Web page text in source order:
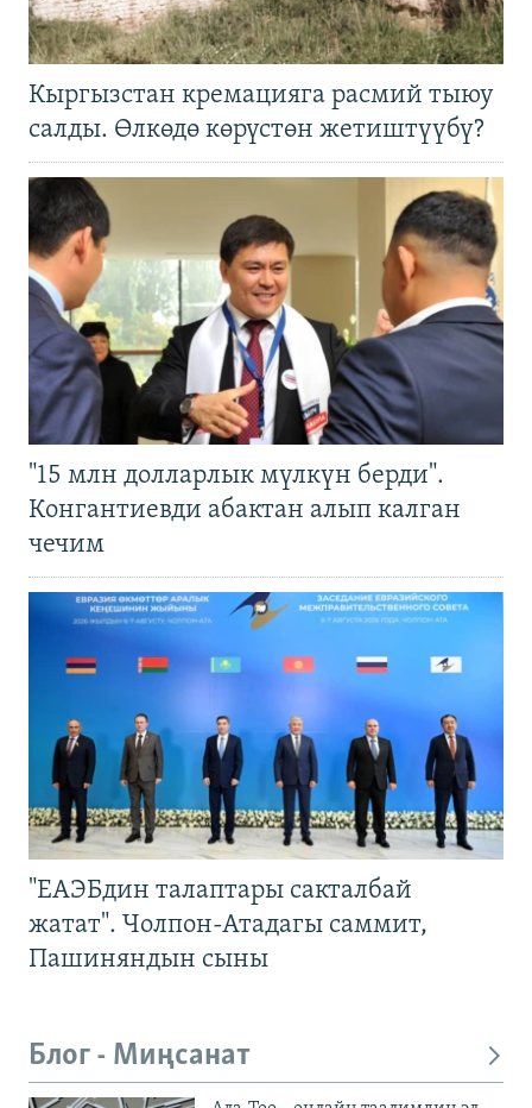
Кыргызстан кремацияга расмий тыюу
салды. Өлкөдө көрүстөн жетиштүүбү?
"15 млн долларлык мүлкүн берди".
Конгантиевди абактан алып калган
чечим
"ЕАЭБдин талаптары сакталбай
жатат". Чолпон-Атадагы саммит,
Пашиняндын сыны
Блог - Миңсанат